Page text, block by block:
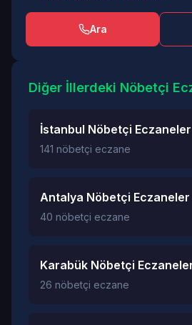
Ara
Diğer İllerdeki Nöbetçi
İstanbul Nöbetçi Eczaneler
141 nöbetçi eczane
Antalya Nöbetçi Eczaneler
40 nöbetçi eczane
Karabük Nöbetçi
26 nöbetçi eczane